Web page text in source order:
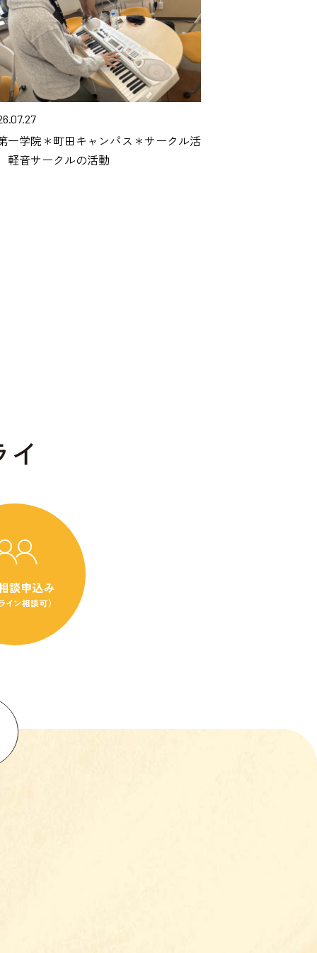
一学院＊町田キャンパス＊サークル活
軽音サークルの活動